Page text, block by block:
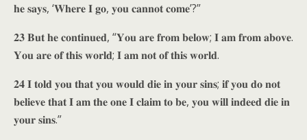
𝐡𝐞 𝐬𝐚𝐲𝐬, ‘𝐖𝐡𝐞𝐫𝐞 𝐈 𝐠𝐨, 𝐲𝐨𝐮 𝐜𝐚𝐧𝐧𝐨𝐭 𝐜𝐨𝐦𝐞’?”
𝟐𝟑 𝐁𝐮𝐭 𝐡𝐞 𝐜𝐨𝐧𝐭𝐢𝐧𝐮𝐞𝐝, “𝐘𝐨𝐮 𝐚𝐫𝐞 𝐟𝐫𝐨𝐦 𝐛𝐞𝐥𝐨𝐰; 𝐈 𝐚𝐦 𝐟𝐫𝐨𝐦 𝐚𝐛𝐨𝐯𝐞.
𝐘𝐨𝐮 𝐚𝐫𝐞 𝐨𝐟 𝐭𝐡𝐢𝐬 𝐰𝐨𝐫𝐥𝐝; 𝐈 𝐚𝐦 𝐧𝐨𝐭 𝐨𝐟 𝐭𝐡𝐢𝐬 𝐰𝐨𝐫𝐥𝐝.
𝟐𝟒 𝐈 𝐭𝐨𝐥𝐝 𝐲𝐨𝐮 𝐭𝐡𝐚𝐭 𝐲𝐨𝐮 𝐰𝐨𝐮𝐥𝐝 𝐝𝐢𝐞 𝐢𝐧 𝐲𝐨𝐮𝐫 𝐬𝐢𝐧𝐬; 𝐢𝐟 𝐲𝐨𝐮 𝐝𝐨 𝐧𝐨𝐭
𝐛𝐞𝐥𝐢𝐞𝐯𝐞 𝐭𝐡𝐚𝐭 𝐈 𝐚𝐦 𝐭𝐡𝐞 𝐨𝐧𝐞 𝐈 𝐜𝐥𝐚𝐢𝐦 𝐭𝐨 𝐛𝐞, 𝐲𝐨𝐮 𝐰𝐢𝐥𝐥 𝐢𝐧𝐝𝐞𝐞𝐝 𝐝𝐢𝐞 𝐢𝐧
𝐲𝐨𝐮𝐫 𝐬𝐢𝐧𝐬.”